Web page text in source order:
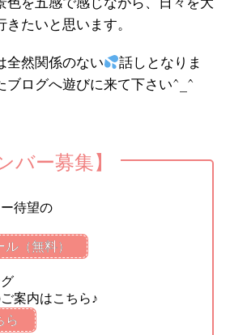
たいと思います。
全然関係のない
話しとなりま
ログへ遊びに来て下さい^_^
バー募集】
待望の
（無料）
案内はこちら♪
ら